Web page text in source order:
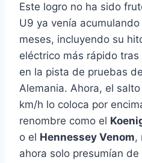
Este logro no ha sido
U9 ya venía
meses, incluyendo su
eléctrico más rápido tras
en la pista de pruebas
Alemania. Ahora, el
km/h lo coloca por
renombre como el
o el Hennessey Venom,
ahora solo presumían